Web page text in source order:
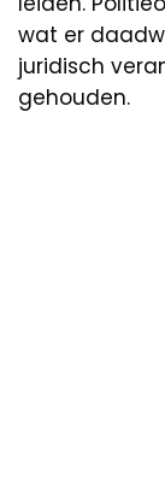
wat er
juridisch
gehouden.